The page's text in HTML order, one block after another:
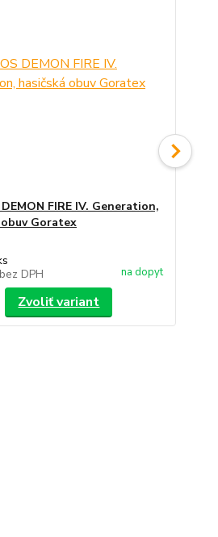
FIRE IV. Generation,
Goratex
bez DPH na dopyt
Zvoliť variant